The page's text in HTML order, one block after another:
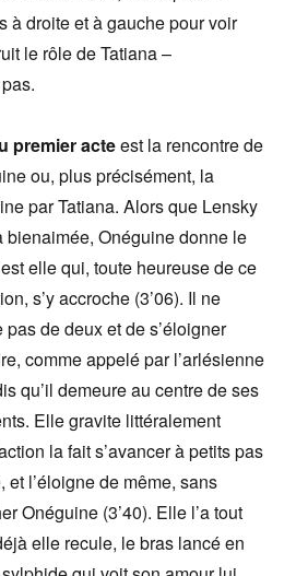
à droite et à gauche pour voir
le rôle de Tatiana –
premier acteest la rencontre de
ou, plus précisément, la
par Tatiana. Alors que Lensky
bienaimée, Onéguine donne le
elle qui, toute heureuse de ce
s’y accroche (3’06). Il ne
de deux et de s’éloigner
comme appelé par l’arlésienne
qu’il demeure au centre de ses
Elle gravite littéralement
la fait s’avancer à petits pas
et l’éloigne de même, sans
Onéguine (3’40). Elle l’a tout
elle recule, le bras lancé en